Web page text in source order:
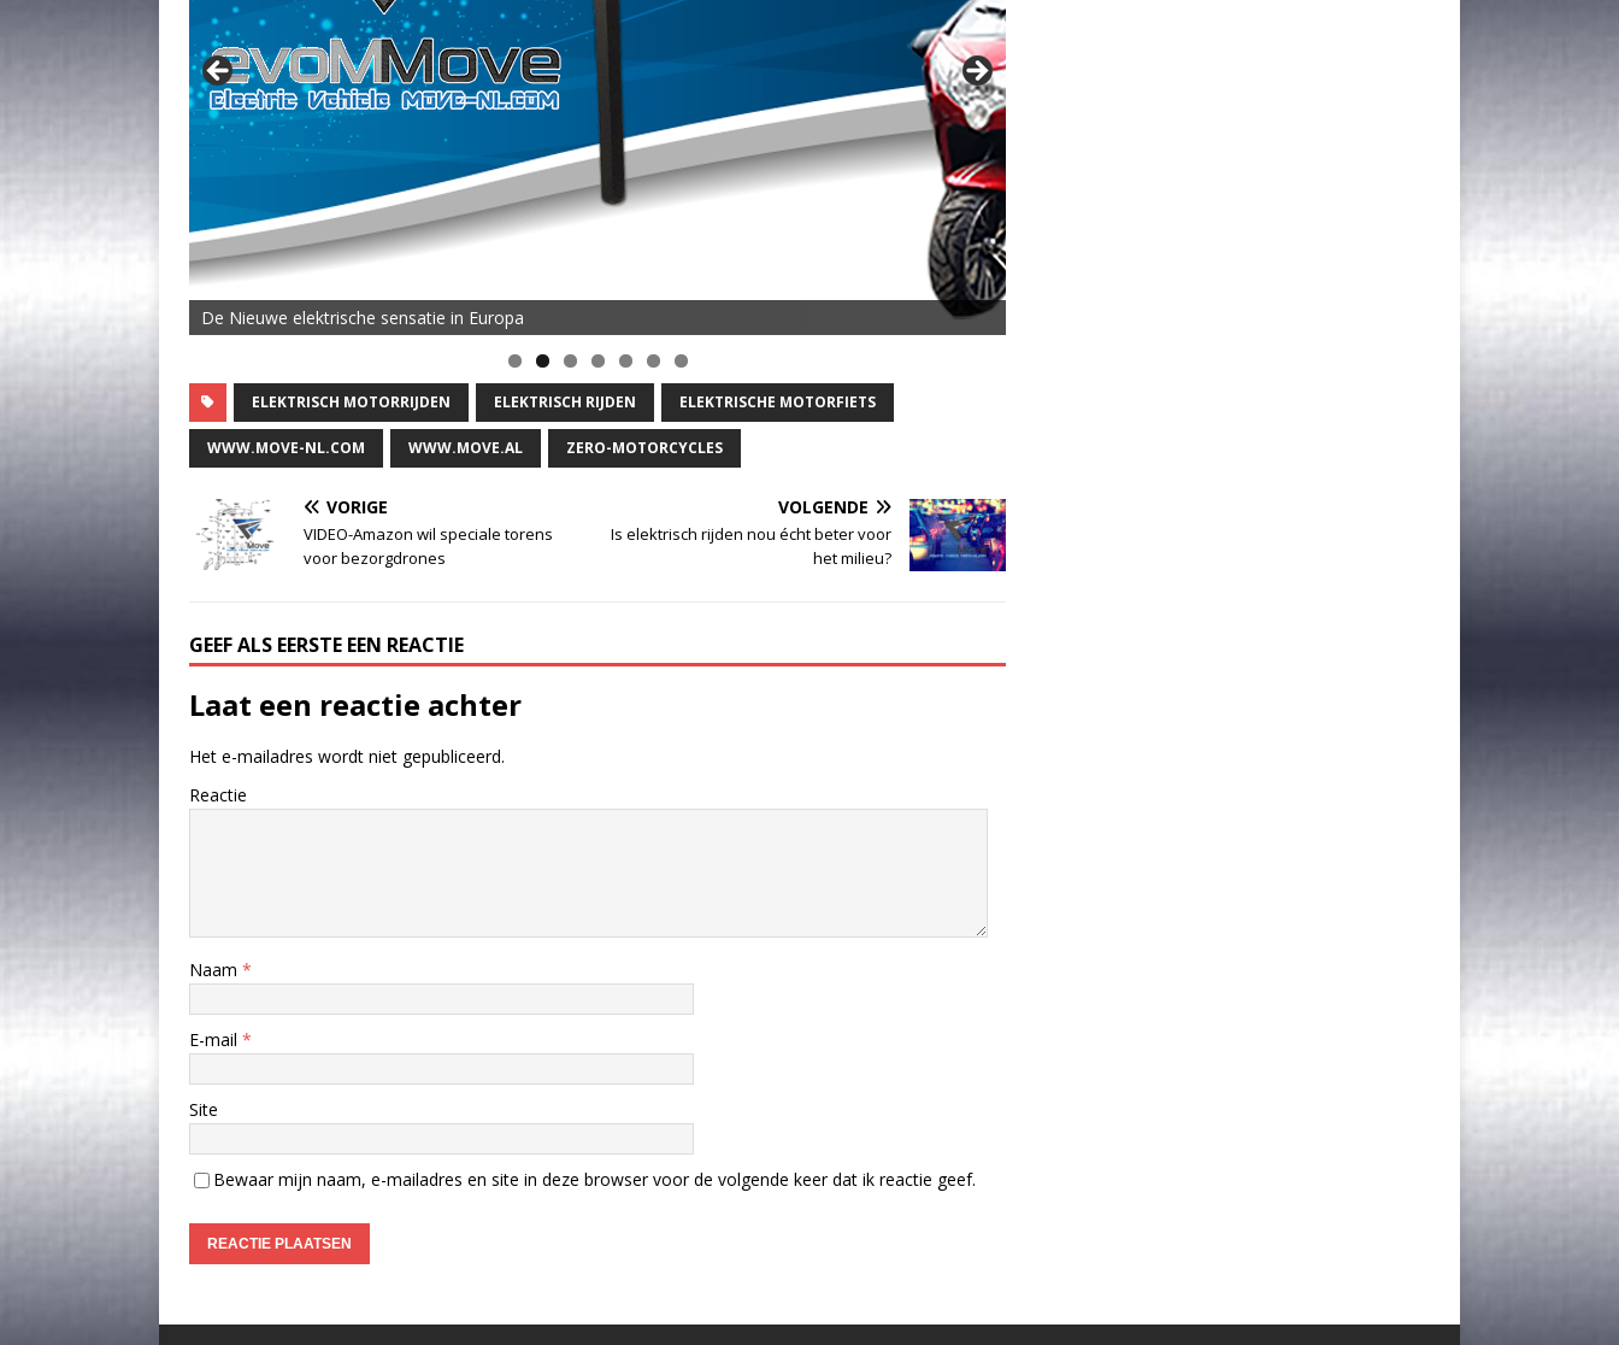
De Nieuwe elektrische sensatie in Europa
ELEKTRISCH MOTORRIJDEN ELEKTRISCH RIJDEN ELEKTRISCHE MOTORFIETS
WWW.MOVE-NL.COM WWW.MOVE.AL ZERO-MOTORCYCLES
VORIGE
VIDEO-Amazon wil speciale torens
voor bezorgdrones
VOLGENDE
Is elektrisch rijden nou écht beter voor
het milieu?
GEEF ALS EERSTE EEN REACTIE
Laat een reactie achter
Het e-mailadres wordt niet gepubliceerd.
Reactie
Naam *
E-mail *
Site
Bewaar mijn naam, e-mailadres en site in deze browser voor de volgende keer dat ik reactie geef.